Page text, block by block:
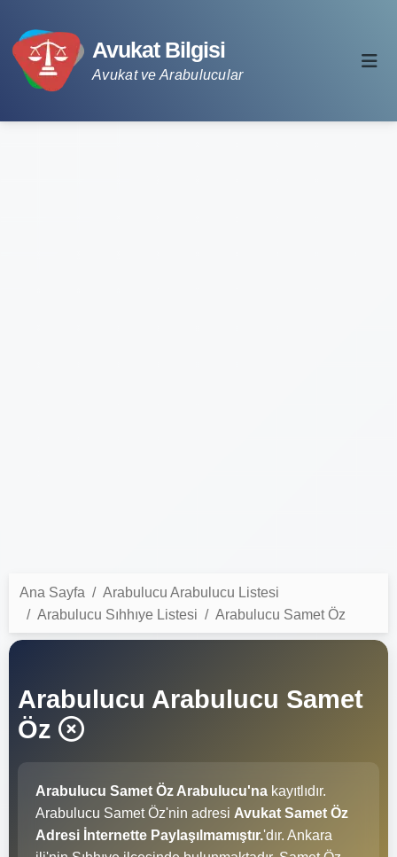
Avukat Bilgisi
Avukat ve Arabulucular
Ana Sayfa
Arabulucu Arabulucu Listesi
Arabulucu Sıhhıye Listesi
Arabulucu Samet Öz
Arabulucu Arabulucu Samet
Öz
Arabulucu Samet Öz Arabulucu'na kayıtlıdır.
Arabulucu Samet Öz'nin adresi Avukat Samet Öz
Adresi İnternette Paylaşılmamıştır.'dır. Ankara